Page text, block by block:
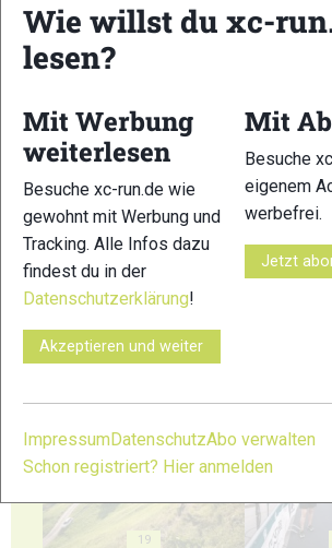
15
19
Wie willst du xc-
lesen?
Mit Werbung
weiterlesen
Besuche xc-run.de wie
gewohnt mit Werbung und
Tracking. Alle Infos dazu
findest du in der
Datenschutzerklärung!
Akzeptieren und weiter
Mit
Besuche
eigenem
werbefrei.
Jetzt
ImpressumDatenschutzAbo verwalten
Schon registriert? Hier anmelden